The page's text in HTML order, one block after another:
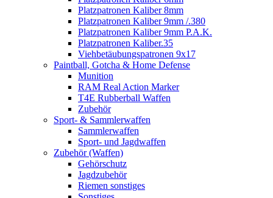
Platzpatronen Kaliber 8mm
Platzpatronen Kaliber 9mm /.380
Platzpatronen Kaliber 9mm P.A.K.
Platzpatronen Kaliber.35
Viehbetäubungspatronen 9x17
Paintball, Gotcha & Home Defense
Munition
RAM Real Action Marker
T4E Rubberball Waffen
Zubehör
Sport- & Sammlerwaffen
Sammlerwaffen
Sport- und Jagdwaffen
Zubehör (Waffen)
Gehörschutz
Jagdzubehör
Riemen sonstiges